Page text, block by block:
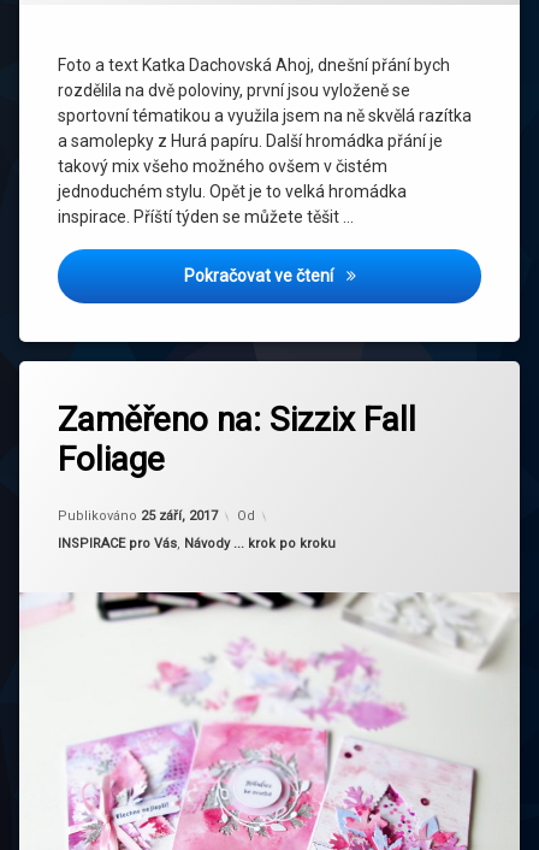
Foto a text Katka Dachovská Ahoj, dnešní přání bych
rozdělila na dvě poloviny, první jsou vyloženě se
sportovní tématikou a využila jsem na ně skvělá razítka
a samolepky z Hurá papíru. Další hromádka přání je
takový mix všeho možného ovšem v čistém
jednoduchém stylu. Opět je to velká hromádka
inspirace. Příští týden se můžete těšit …
Pokračovat ve čteníInspirace od Katky
Zaměřeno na: Sizzix Fall
Foliage
Publikováno 25 září, 2017
Od
Kategorie:
INSPIRACE pro Vás, Návody ... krok po kroku
Big
Shot
distress
embossování
mixed